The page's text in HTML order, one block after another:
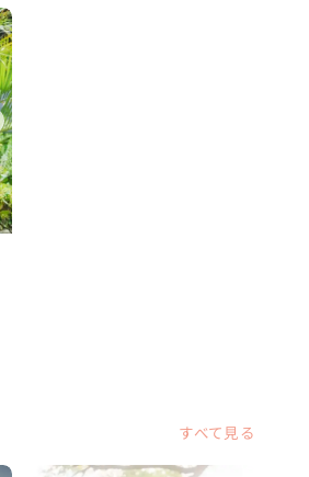
すべて見る